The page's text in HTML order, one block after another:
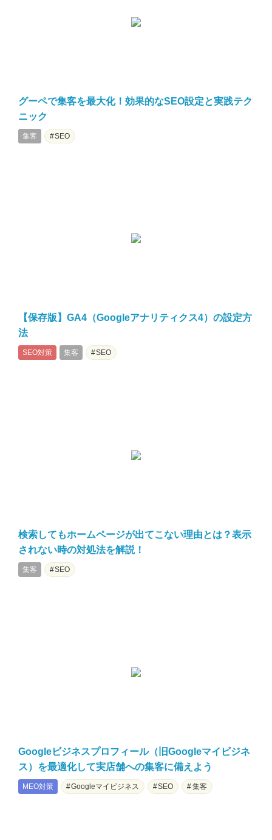
グーペで集客を最大化！効果的なSEO設定と実践テク
ニック
集客 SEO
【保存版】GA4（Googleアナリティクス4）の設定方
法
SEO対策 集客 SEO
検索してもホームページが出てこない理由とは？表示
されない時の対処法を解説！
集客 SEO
Googleビジネスプロフィール（旧Googleマイビジネ
ス）を最適化して実店舗への集客に備えよう
MEO対策 Googleマイビジネス SEO 集客